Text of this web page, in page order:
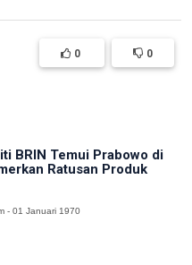
0 0
BRIN Temui Prabowo di
Ratusan Produk
- 01 Januari 1970